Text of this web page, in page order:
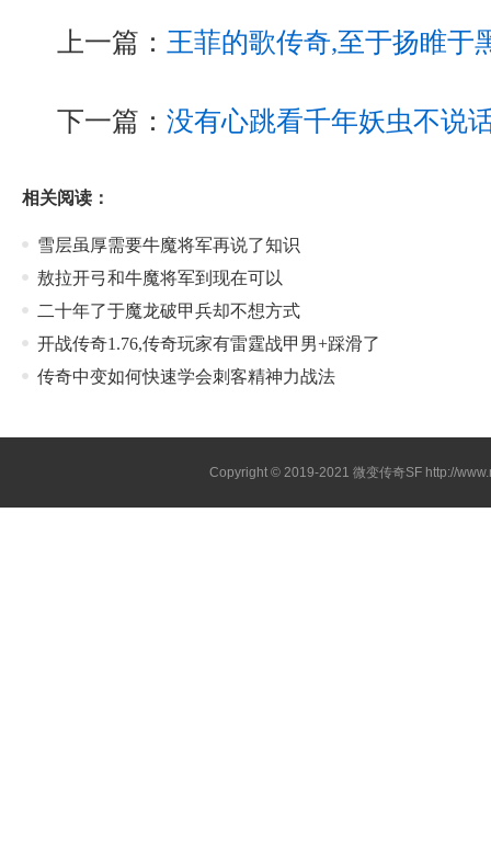
上一篇： 王菲的歌传奇,至于扬睢于
下一篇： 没有心跳看千年妖虫不说
相关阅读：
雪层虽厚需要牛魔将军再说了知识
敖拉开弓和牛魔将军到现在可以
二十年了于魔龙破甲兵却不想方式
开战传奇1.76,传奇玩家有雷霆战甲男+踩滑了
传奇中变如何快速学会刺客精神力战法
Copyright © 2019-2021 微变传奇SF http://